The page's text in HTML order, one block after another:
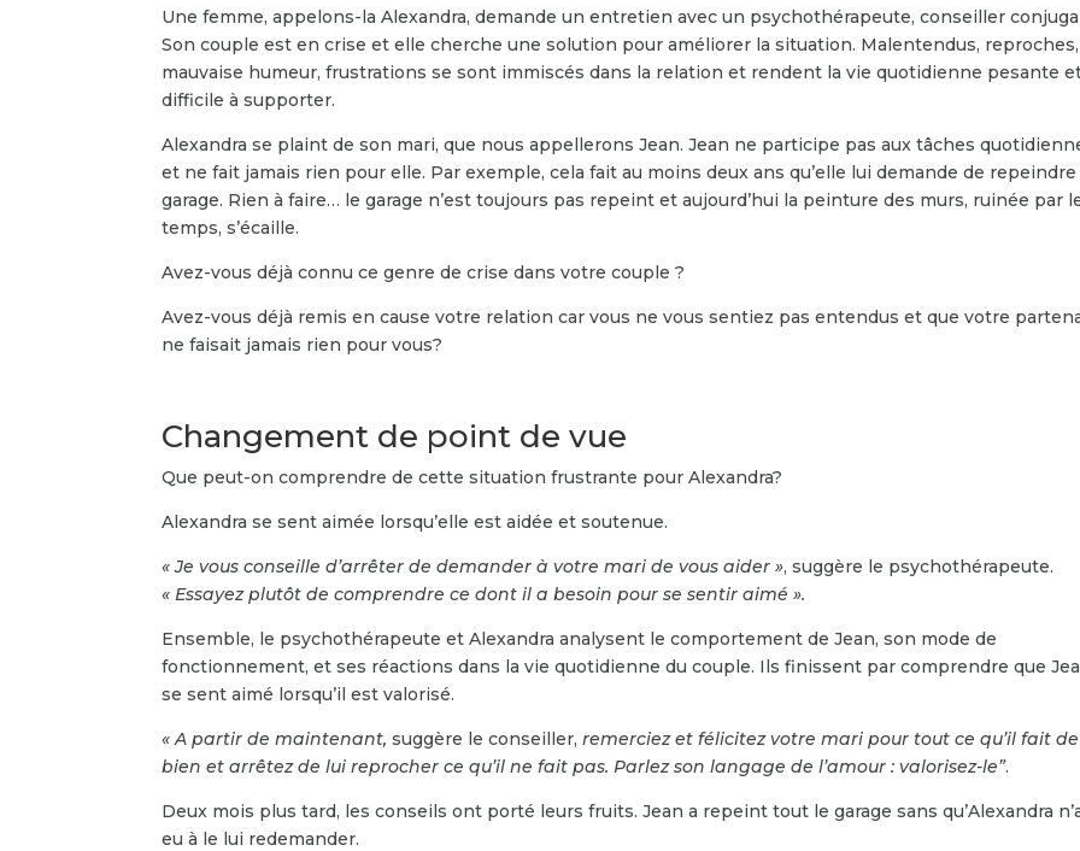
Une femme, appelons-la Alexandra, demande un entretien avec un psychothérapeute, conseiller
Son couple est en crise et elle cherche une solution pour améliorer la situation. Malentendus, reproches,
mauvaise humeur, frustrations se sont immiscés dans la relation et rendent la vie quotidienne pesante
difficile à supporter.
Alexandra se plaint de son mari, que nous appellerons Jean. Jean ne participe pas aux tâches
et ne fait jamais rien pour elle. Par exemple, cela fait au moins deux ans qu’elle lui demande de repeindre
garage. Rien à faire… le garage n’est toujours pas repeint et aujourd’hui la peinture des murs, ruinée par
temps, s’écaille.
Avez-vous déjà connu ce genre de crise dans votre couple ?
Avez-vous déjà remis en cause votre relation car vous ne vous sentiez pas entendus et que votre
ne faisait jamais rien pour vous?
Changement de point de vue
Que peut-on comprendre de cette situation frustrante pour Alexandra?
Alexandra se sent aimée lorsqu’elle est aidée et soutenue.
« Je vous conseille d’arrêter de demander à votre mari de vous aider », suggère le psychothérapeute.
« Essayez plutôt de comprendre ce dont il a besoin pour se sentir aimé ».
Ensemble, le psychothérapeute et Alexandra analysent le comportement de Jean, son mode de
fonctionnement, et ses réactions dans la vie quotidienne du couple. Ils finissent par comprendre que
se sent aimé lorsqu’il est valorisé.
« A partir de maintenant, suggère le conseiller,remerciez et félicitez votre mari pour tout ce qu’il fait de
bien et arrêtez de lui reprocher ce qu’il ne fait pas. Parlez son langage de l’amour : valorisez-le”.
Deux mois plus tard, les conseils ont porté leurs fruits. Jean a repeint tout le garage sans qu’Alexandra
eu à le lui redemander.